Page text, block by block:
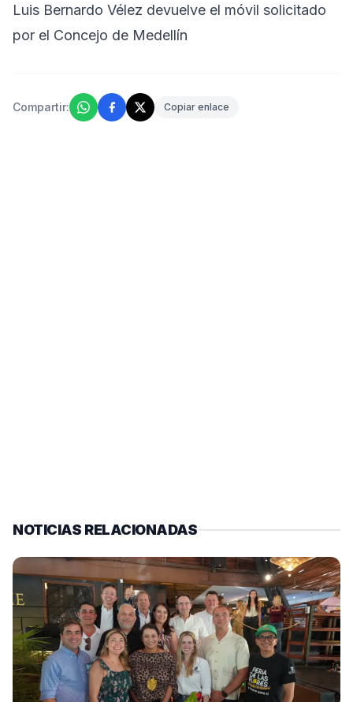
Luis Bernardo Vélez devuelve el móvil solicitado
por el Concejo de Medellín
Compartir: Copiar enlace
NOTICIAS RELACIONADAS